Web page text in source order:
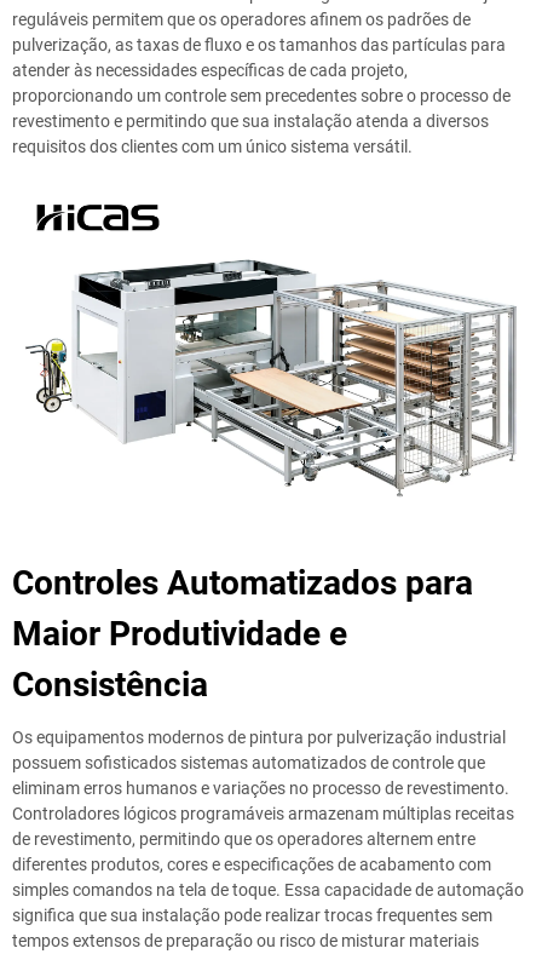
reguláveis permitem que os operadores afinem os padrões de
pulverização, as taxas de fluxo e os tamanhos das partículas para
atender às necessidades específicas de cada projeto,
proporcionando um controle sem precedentes sobre o processo de
revestimento e permitindo que sua instalação atenda a diversos
requisitos dos clientes com um único sistema versátil.
Controles Automatizados para
Maior Produtividade e
Consistência
Os equipamentos modernos de pintura por pulverização industrial
possuem sofisticados sistemas automatizados de controle que
eliminam erros humanos e variações no processo de revestimento.
Controladores lógicos programáveis armazenam múltiplas receitas
de revestimento, permitindo que os operadores alternem entre
diferentes produtos, cores e especificações de acabamento com
simples comandos na tela de toque. Essa capacidade de automação
significa que sua instalação pode realizar trocas frequentes sem
tempos extensos de preparação ou risco de misturar materiais